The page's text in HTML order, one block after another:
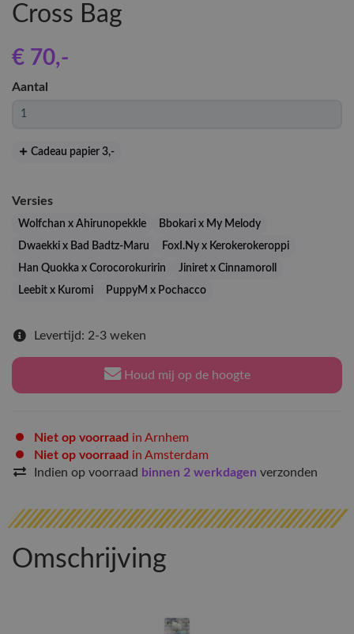
Cross Bag
€ 70,-
Aantal
Cadeau papier 3,-
Versies
Wolfchan x Ahirunopekkle
Bbokari x My Melody
Dwaekki x Bad Badtz-Maru
FoxI.Ny x Kerokerokeroppi
Han Quokka x Corocorokuririn
Jiniret x Cinnamoroll
Leebit x Kuromi
PuppyM x Pochacco
Levertijd: 2-3 weken
Houd mij op de hoogte
Niet op voorraad in Arnhem
Niet op voorraad in Amsterdam
Indien op voorraad binnen 2 werkdagen verzonden
Omschrijving